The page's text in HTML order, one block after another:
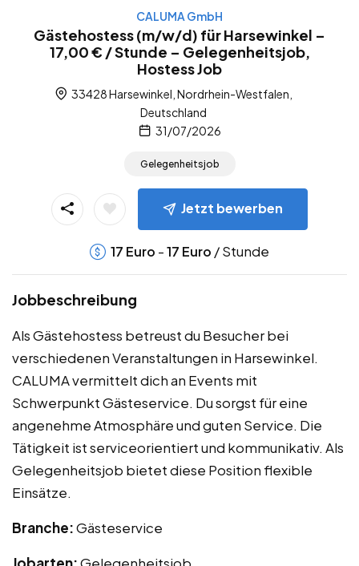
CALUMA GmbH
Gästehostess (m/w/d) für Harsewinkel –
17,00 € / Stunde – Gelegenheitsjob,
Hostess Job
33428 Harsewinkel, Nordrhein-Westfalen,
Deutschland
31/07/2026
Gelegenheitsjob
Jetzt bewerben
17 Euro -17 Euro / Stunde
Jobbeschreibung
Als Gästehostess betreust du Besucher bei
verschiedenen Veranstaltungen in Harsewinkel.
CALUMA vermittelt dich an Events mit
Schwerpunkt Gästeservice. Du sorgst für eine
angenehme Atmosphäre und guten Service. Die
Tätigkeit ist serviceorientiert und kommunikativ. Als
Gelegenheitsjob bietet diese Position flexible
Einsätze.
Branche:Gästeservice